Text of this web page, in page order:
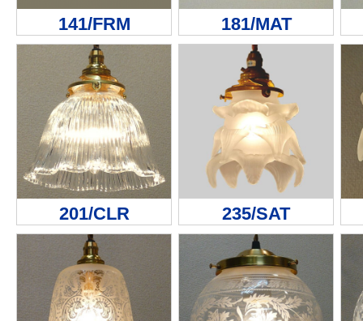
141/FRM 181/MAT
201/CLR 235/SAT